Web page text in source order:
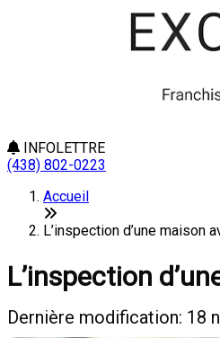
INFOLETTRE
(438) 802-0223
Accueil
L’inspection d’une maison
L’inspection
Dernière modification: 18